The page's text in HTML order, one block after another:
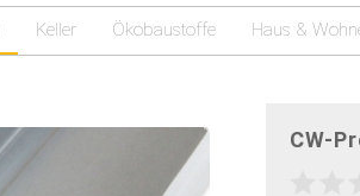
Keller Ökobaustoffe Haus &
CW-